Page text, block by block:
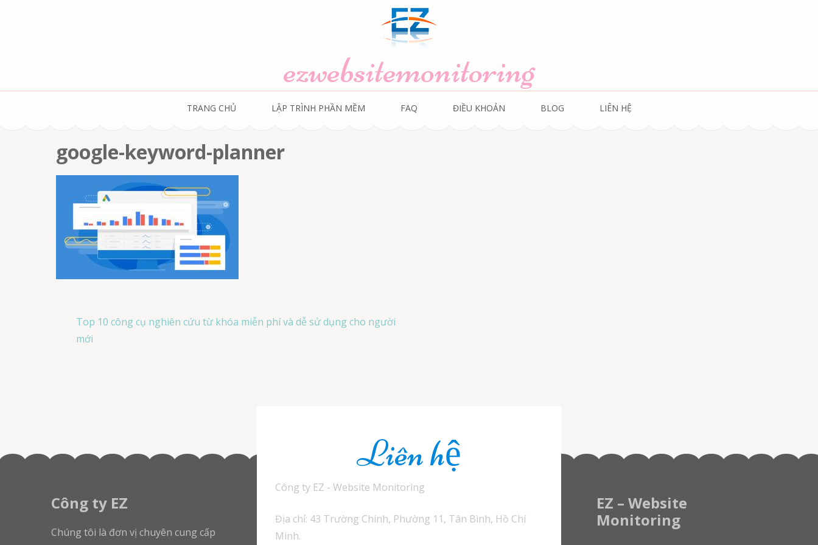
ezwebsitemonitoring
TRANG CHỦ LẬP TRÌNH PHẦN MỀM FAQ ĐIỀU KHOẢN BLOG LIÊN HỆ
google-keyword-planner
Post
navigation
Top 10 công cụ nghiên cứu từ khóa miễn phí và dễ sử dụng cho người
mới
Công ty EZ
Chúng tôi là đơn vị chuyên cung cấp
Liên hệ
Công ty EZ - Website Monitoring
Địa chỉ: 43 Trường Chinh, Phường 11, Tân Bình, Hồ Chí
Minh.
EZ – Website
Monitoring